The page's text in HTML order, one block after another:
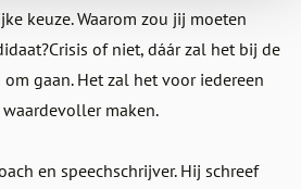
keuze. Waarom zou jij moeten
of niet, dáár zal het bij de
gaan. Het zal het voor iedereen
maken.
en speechschrijver. Hij schreef